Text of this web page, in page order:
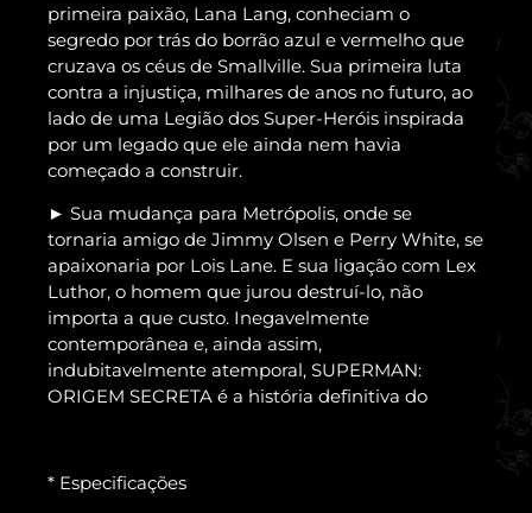
primeira paixão, Lana Lang, conheciam o
segredo por trás do borrão azul e vermelho que
cruzava os céus de Smallville. Sua primeira luta
contra a injustiça, milhares de anos no futuro, ao
lado de uma Legião dos Super-Heróis inspirada
por um legado que ele ainda nem havia
começado a construir.
► Sua mudança para Metrópolis, onde se
tornaria amigo de Jimmy Olsen e Perry White, se
apaixonaria por Lois Lane. E sua ligação com Lex
Luthor, o homem que jurou destruí-lo, não
importa a que custo. Inegavelmente
contemporânea e, ainda assim,
indubitavelmente atemporal, SUPERMAN:
ORIGEM SECRETA é a história definitiva do
* Especificações